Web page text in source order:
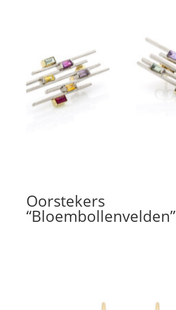
Oorstekers
“Bloembollenvelden”